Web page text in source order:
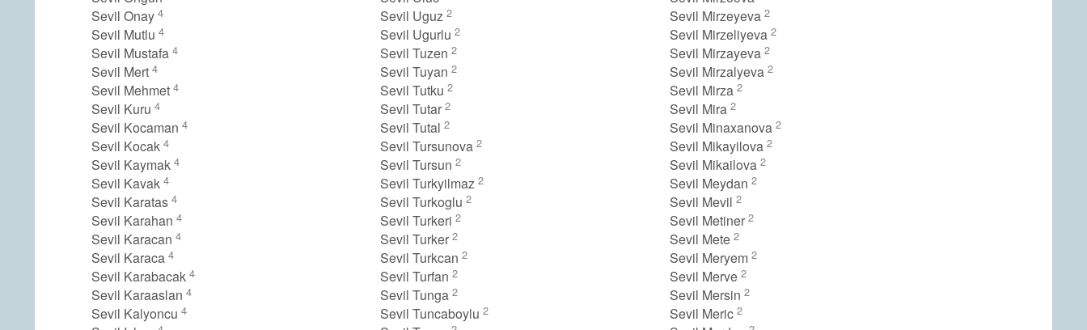
Sevil Onay 4
Sevil Mutlu 4
Sevil Mustafa 4
Sevil Mert 4
Sevil Mehmet 4
Sevil Kuru 4
Sevil Kocaman 4
Sevil Kocak 4
Sevil Kaymak 4
Sevil Kavak 4
Sevil Karatas 4
Sevil Karahan 4
Sevil Karacan 4
Sevil Karaca 4
Sevil Karabacak 4
Sevil Karaaslan 4
Sevil Kalyoncu 4
Sevil Uguz2
Sevil Ugurlu2
Sevil Tuzen2
Sevil Tuyan2
Sevil Tutku2
Sevil Tutar2
Sevil Tutal2
Sevil Tursunova2
Sevil Tursun2
Sevil Turkyilmaz2
Sevil Turkoglu2
Sevil Turkeri2
Sevil Turker2
Sevil Turkcan2
Sevil Turfan2
Sevil Tunga2
Sevil Tuncaboylu2
Sevil Mirzeyeva 2
Sevil Mirzeliyeva 2
Sevil Mirzayeva 2
Sevil Mirzalyeva 2
Sevil Mirza 2
Sevil Mira 2
Sevil Minaxanova 2
Sevil Mikayilova 2
Sevil Mikailova 2
Sevil Meydan 2
Sevil Mevil 2
Sevil Metiner 2
Sevil Mete 2
Sevil Meryem 2
Sevil Merve 2
Sevil Mersin 2
Sevil Meric 2